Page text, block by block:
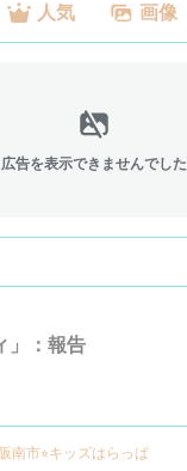
人気 画像
広告を表示できませんでした
」：報告
阪南市⭐︎キッズはらっぱ